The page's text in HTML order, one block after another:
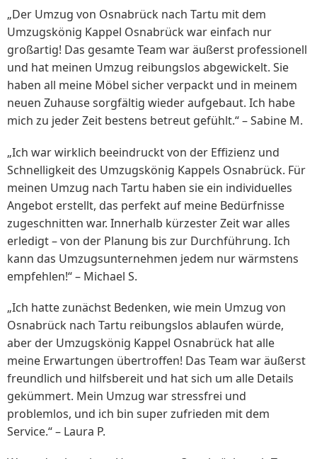
„Der Umzug von Osnabrück nach Tartu mit dem
Umzugskönig Kappel Osnabrück war einfach nur
großartig! Das gesamte Team war äußerst professionell
und hat meinen Umzug reibungslos abgewickelt. Sie
haben all meine Möbel sicher verpackt und in meinem
neuen Zuhause sorgfältig wieder aufgebaut. Ich habe
mich zu jeder Zeit bestens betreut gefühlt.“ – Sabine M.
„Ich war wirklich beeindruckt von der Effizienz und
Schnelligkeit des Umzugskönig Kappels Osnabrück. Für
meinen Umzug nach Tartu haben sie ein individuelles
Angebot erstellt, das perfekt auf meine Bedürfnisse
zugeschnitten war. Innerhalb kürzester Zeit war alles
erledigt – von der Planung bis zur Durchführung. Ich
kann das Umzugsunternehmen jedem nur wärmstens
empfehlen!“ – Michael S.
„Ich hatte zunächst Bedenken, wie mein Umzug von
Osnabrück nach Tartu reibungslos ablaufen würde,
aber der Umzugskönig Kappel Osnabrück hat alle
meine Erwartungen übertroffen! Das Team war äußerst
freundlich und hilfsbereit und hat sich um alle Details
gekümmert. Mein Umzug war stressfrei und
problemlos, und ich bin super zufrieden mit dem
Service.“ – Laura P.